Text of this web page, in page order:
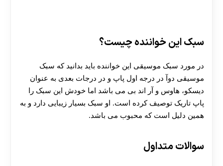
سبک این خواننده چیست؟
در مورد سبک موسیقی این خواننده باید بدانید که سبک
موسیقی دوآ در درجه اول پاپ و در درجات بعدی به عنوان
دیسکو، هاوس و آر اند بی می باشد اما خودش این سبک را
پاپ تاریک توصیف کرده است. او سبک بسیار زیبایی دارد و به
همین دلیل است که محبوب می باشد.
سوالات متداول